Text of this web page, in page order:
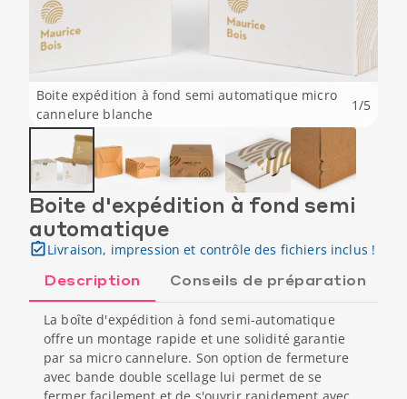
Boite expédition à fond semi automatique micro
cannelure blanche
1/5
Boite d'expédition à fond semi
automatique
Livraison, impression et contrôle des fichiers inclus !
Description Conseils de préparation
La boîte d'expédition à fond semi-automatique
offre un montage rapide et une solidité garantie
par sa micro cannelure. Son option de fermeture
avec bande double scellage lui permet de se